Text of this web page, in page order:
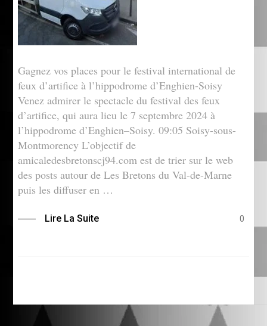
Gagnez vos places pour le festival international de
feux d’artifice à l’hippodrome d’Enghien-Soisy
Venez admirer le spectacle du festival des feux
d’artifice, qui aura lieu le 7 septembre 2024 à
l’hippodrome d’Enghien–Soisy. 09:05 Soisy-sous-
Montmorency L’objectif de
amicaledesbretonscj94.com est de trier sur le web
des posts autour de Les Bretons du Val-de-Marne
puis les diffuser en …
Lire La Suite 0